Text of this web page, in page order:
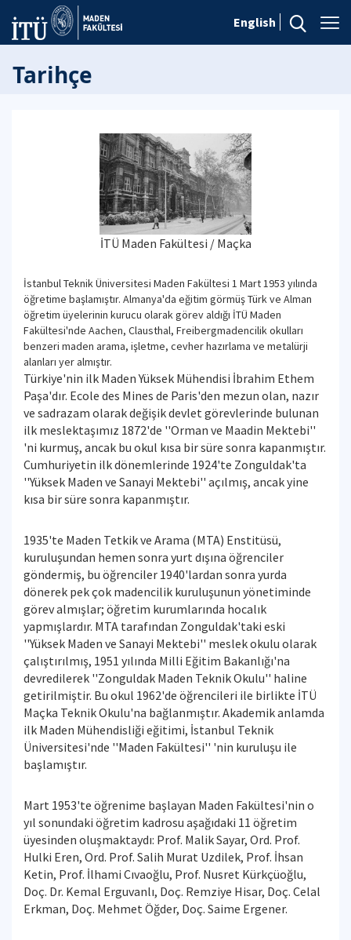
English
Tarihçe
İTÜ Maden Fakültesi / Maçka
İstanbul Teknik Üniversitesi Maden Fakültesi 1 Mart 1953 yılında
öğretime başlamıştır. Almanya'da eğitim görmüş Türk ve Alman
öğretim üyelerinin kurucu olarak görev aldığı İTÜ Maden
Fakültesi'nde Aachen, Clausthal, Freibergmadencilik okulları
benzeri maden arama, işletme, cevher hazırlama ve metalürji
alanları yer almıştır.
Türkiye'nin ilk Maden Yüksek Mühendisi İbrahim Ethem
Paşa'dır. Ecole des Mines de Paris'den mezun olan, nazır
ve sadrazam olarak değişik devlet görevlerinde bulunan
ilk meslektaşımız 1872'de ''Orman ve Maadin Mektebi''
'ni kurmuş, ancak bu okul kısa bir süre sonra kapanmıştır.
Cumhuriyetin ilk dönemlerinde 1924'te Zonguldak'ta
''Yüksek Maden ve Sanayi Mektebi'' açılmış, ancak yine
kısa bir süre sonra kapanmıştır.
1935'te Maden Tetkik ve Arama (MTA) Enstitüsü,
kuruluşundan hemen sonra yurt dışına öğrenciler
göndermiş, bu öğrenciler 1940'lardan sonra yurda
dönerek pek çok madencilik kuruluşunun yönetiminde
görev almışlar; öğretim kurumlarında hocalık
yapmışlardır. MTA tarafından Zonguldak'taki eski
''Yüksek Maden ve Sanayi Mektebi'' meslek okulu olarak
çalıştırılmış, 1951 yılında Milli Eğitim Bakanlığı'na
devredilerek ''Zonguldak Maden Teknik Okulu'' haline
getirilmiştir. Bu okul 1962'de öğrencileri ile birlikte İTÜ
Maçka Teknik Okulu'na bağlanmıştır. Akademik anlamda
ilk Maden Mühendisliği eğitimi, İstanbul Teknik
Üniversitesi'nde ''Maden Fakültesi'' 'nin kuruluşu ile
başlamıştır.
Mart 1953'te öğrenime başlayan Maden Fakültesi'nin o
yıl sonundaki öğretim kadrosu aşağıdaki 11 öğretim
üyesinden oluşmaktaydı: Prof. Malik Sayar, Ord. Prof.
Hulki Eren, Ord. Prof. Salih Murat Uzdilek, Prof. İhsan
Ketin, Prof. İlhami Cıvaoğlu, Prof. Nusret Kürkçüoğlu,
Doç. Dr. Kemal Erguvanlı, Doç. Remziye Hisar, Doç. Celal
Erkman, Doç. Mehmet Öğder, Doç. Saime Ergener.